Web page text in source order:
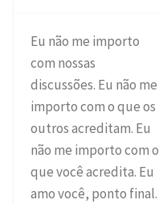
Eu não me importo
com nossas
discussões. Eu não me
importo com o que os
outros acreditam. Eu
não me importo com o
que você acredita. Eu
amo você, ponto final.